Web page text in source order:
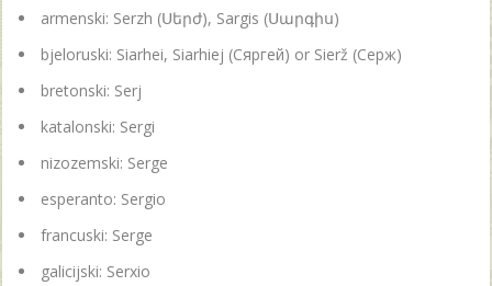
armenski: Serzh (Սերժ), Sargis (Սարգիս)
bjeloruski: Siarhei, Siarhiej (Сяргей) or Sierž (Серж)
bretonski: Serj
katalonski: Sergi
nizozemski: Serge
esperanto: Sergio
francuski: Serge
galicijski: Serxio